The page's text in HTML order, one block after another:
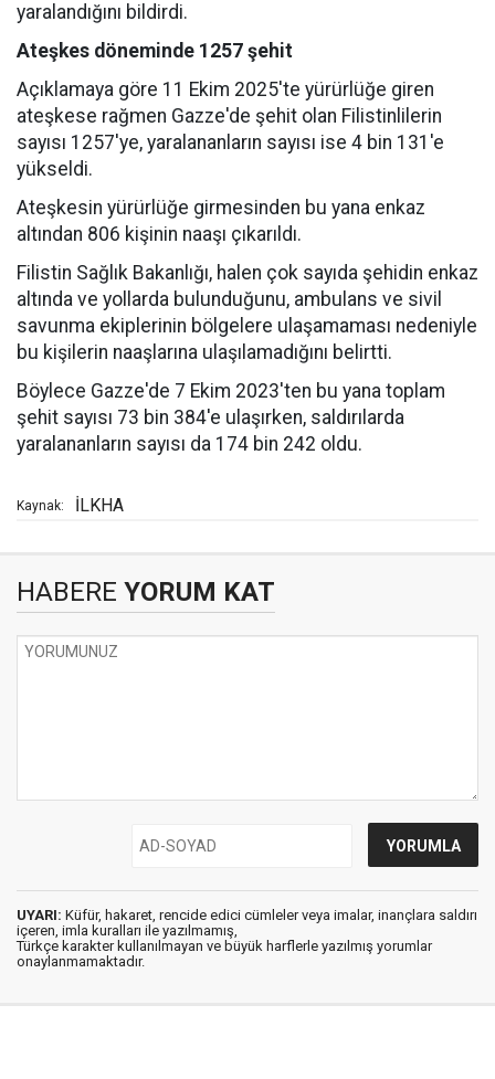
yaralandığını bildirdi.
Ateşkes döneminde 1257 şehit
Açıklamaya göre 11 Ekim 2025'te yürürlüğe giren
ateşkese rağmen Gazze'de şehit olan Filistinlilerin
sayısı 1257'ye, yaralananların sayısı ise 4 bin 131'e
yükseldi.
Ateşkesin yürürlüğe girmesinden bu yana enkaz
altından 806 kişinin naaşı çıkarıldı.
Filistin Sağlık Bakanlığı, halen çok sayıda şehidin enkaz
altında ve yollarda bulunduğunu, ambulans ve sivil
savunma ekiplerinin bölgelere ulaşamaması nedeniyle
bu kişilerin naaşlarına ulaşılamadığını belirtti.
Böylece Gazze'de 7 Ekim 2023'ten bu yana toplam
şehit sayısı 73 bin 384'e ulaşırken, saldırılarda
yaralananların sayısı da 174 bin 242 oldu.
Kaynak: İLKHA
HABERE YORUM KAT
UYARI: Küfür, hakaret, rencide edici cümleler veya imalar, inançlara saldırı
içeren, imla kuralları ile yazılmamış,
Türkçe karakter kullanılmayan ve büyük harflerle yazılmış yorumlar
onaylanmamaktadır.